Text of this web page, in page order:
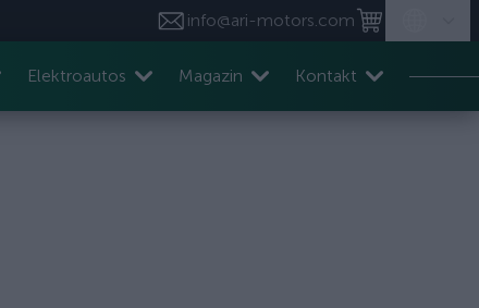
info@ari-motors.com
Elektroautos Magazin Kontakt